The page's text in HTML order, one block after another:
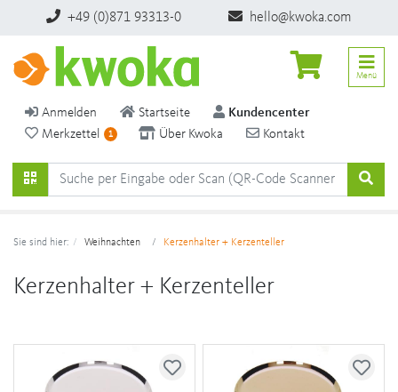
+49 (0)871 93313-0 hello@kwoka.com
Anmelden Startseite
Kundencenter
Merkzettel
1 Über Kwoka Kontakt
Menü
Sie sind hier: Weihnachten Kerzenhalter + Kerzenteller
Kerzenhalter + Kerzenteller